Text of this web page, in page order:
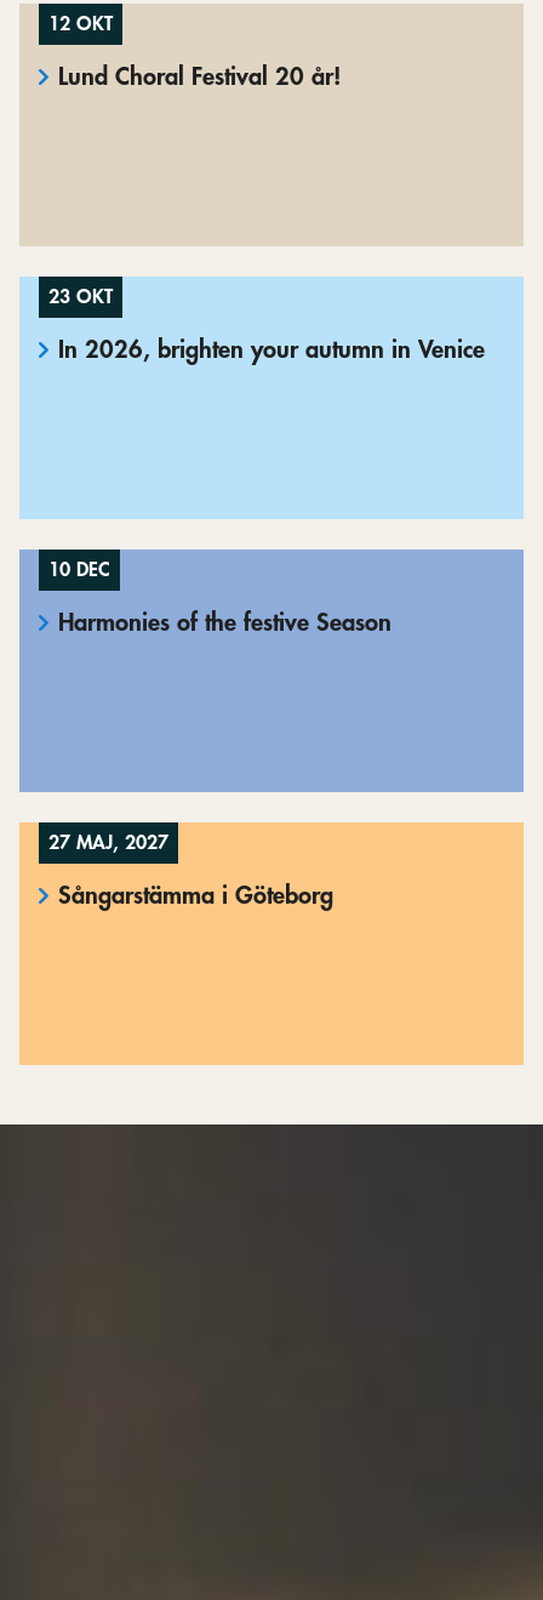
12 OKT
Lund Choral Festival 20 år!
23 OKT
In 2026, brighten your autumn in Venice
10 DEC
Harmonies of the festive Season
27 MAJ, 2027
Sångarstämma i Göteborg